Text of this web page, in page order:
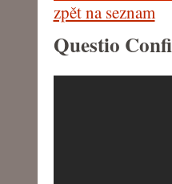
zpět na seznam
Questio